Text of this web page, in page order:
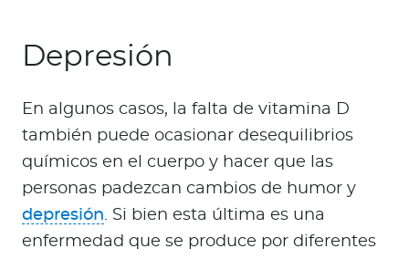
Depresión
En algunos casos, la falta de vitamina D
también puede ocasionar desequilibrios
químicos en el cuerpo y hacer que las
personas padezcan cambios de humor y
depresión. Si bien esta última es una
enfermedad que se produce por diferentes